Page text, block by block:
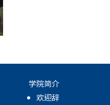
学院简介
欢迎辞